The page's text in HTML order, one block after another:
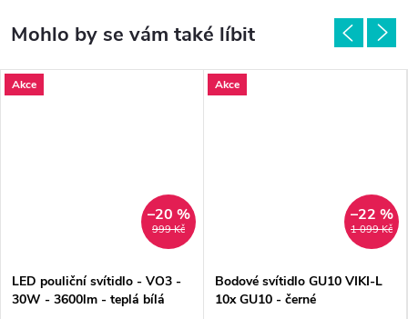
Akce
999 Kč
–20 %
LED pouliční svítidlo - VO3 -
30W - 3600lm - teplá bílá
Akce
1 099 Kč
–22 %
Bodové svítidlo GU10 VIKI-L
10x GU10 - černé